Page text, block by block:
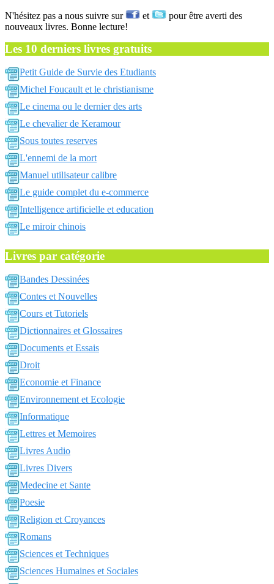
N'hésitez pas a nous suivre sur et
pour être averti des
nouveaux livres. Bonne lecture!
Les 10 derniers livres gratuits
Petit Guide de Survie des Etudiants
Michel Foucault et le christianisme
Le cinema ou le dernier des arts
Le chevalier de Keramour
Sous toutes reserves
L'ennemi de la mort
Manuel utilisateur calibre
Le guide complet du e-commerce
Intelligence artificielle et education
Le miroir chinois
Livres par catégorie
Bandes Dessinées
Contes et Nouvelles
Cours et Tutoriels
Dictionnaires et Glossaires
Documents et Essais
Droit
Economie et Finance
Environnement et Ecologie
Informatique
Lettres et Memoires
Livres Audio
Livres Divers
Medecine et Sante
Poesie
Religion et Croyances
Romans
Sciences et Techniques
Sciences Humaines et Sociales